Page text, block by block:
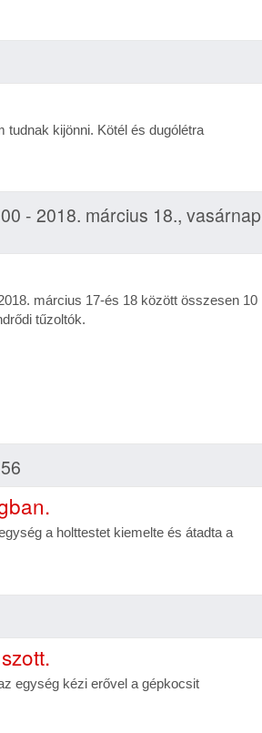
tudnak kijönni. Kötél és dugólétra
- 2018. március 18., vasárnap
március 17-és 18 között összesen 10
tűzoltók.
a holttestet kiemelte és átadta a
egység kézi erővel a gépkocsit